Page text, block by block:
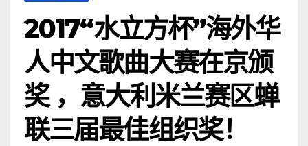
2017“水立方杯”海外华
人中文歌曲大赛在京颁
奖 ，意大利米兰赛区蝉
联三届最佳组织奖！